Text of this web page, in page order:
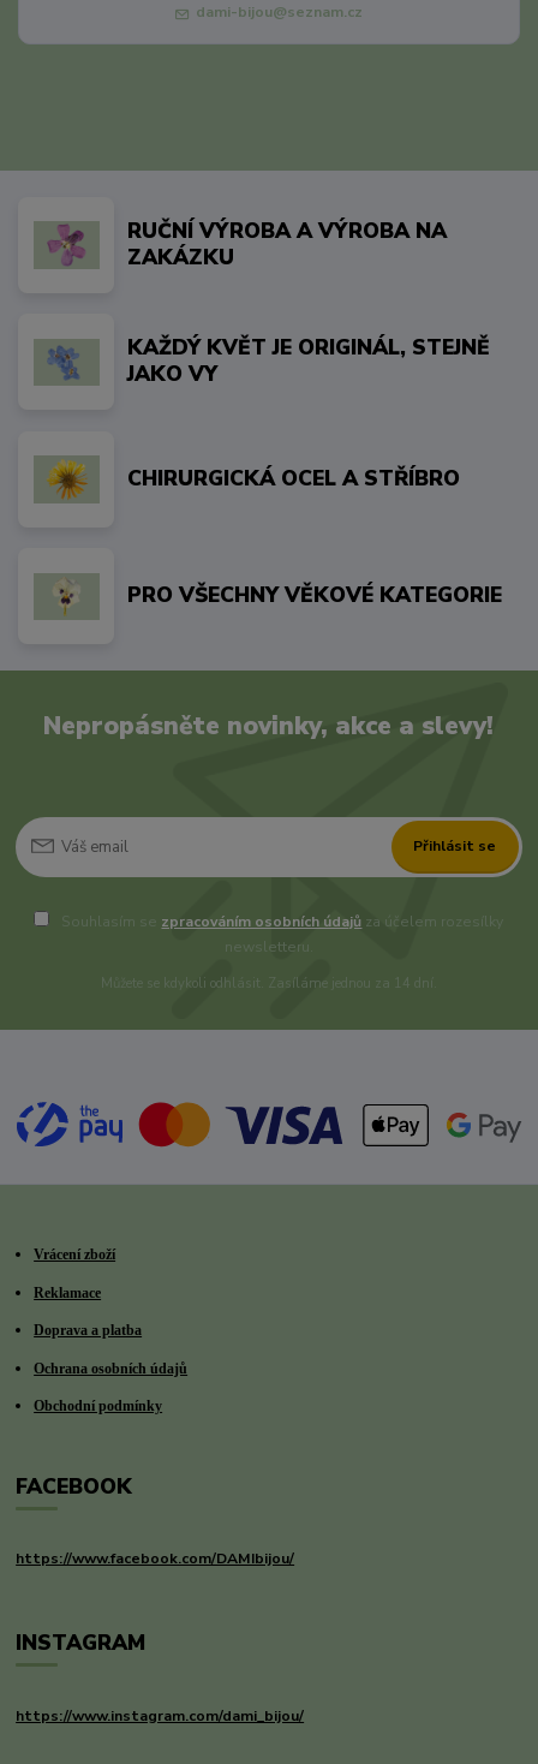
dami-bijou@seznam.cz
RUČNÍ VÝROBA A VÝROBA NA
ZAKÁZKU
KAŽDÝ KVĚT JE ORIGINÁL, STEJNĚ
JAKO VY
CHIRURGICKÁ OCEL A STŘÍBRO
PRO VŠECHNY VĚKOVÉ KATEGORIE
Nepropásněte novinky, akce a slevy!
Přihlásit se
Souhlasím se zpracováním osobních údajů za účelem rozesílky
newsletteru.
Můžete se kdykoli odhlásit. Zasíláme jednou za 14 dní.
Vrácení zboží
Reklamace
Doprava a platba
Ochrana osobních údajů
Obchodní podmínky
FACEBOOK
https://www.facebook.com/DAMIbijou/
INSTAGRAM
https://www.instagram.com/dami_bijou/